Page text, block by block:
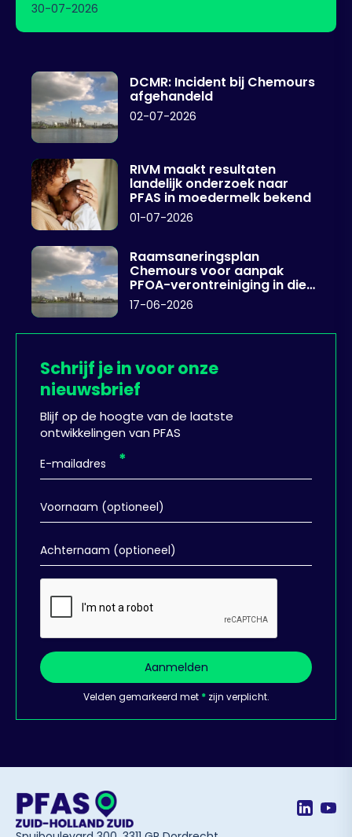
30-07-2026
DCMR: Incident bij Chemours
afgehandeld
02-07-2026
RIVM maakt resultaten
landelijk onderzoek naar
PFAS in moedermelk bekend
01-07-2026
Raamsaneringsplan
Chemours voor aanpak
PFOA-verontreiniging in diep
grondwater
17-06-2026
Schrijf je in voor onze
nieuwsbrief
Blijf op de hoogte van de laatste
ontwikkelingen van PFAS
Aanmelden
Velden gemarkeerd met *zijn verplicht.